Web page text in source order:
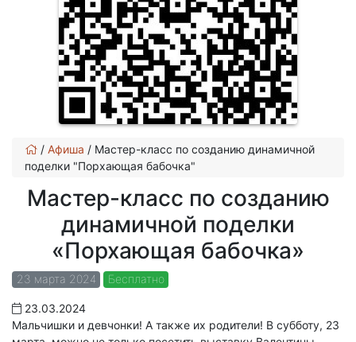
/ Афиша / Мастер-класс по созданию динамичной
поделки "Порхающая бабочка"
Мастер-класс по созданию
динамичной поделки
«Порхающая бабочка»
23 марта 2024 Бесплатно
23.03.2024
Мальчишки и девчонки! А также их родители! В субботу, 23